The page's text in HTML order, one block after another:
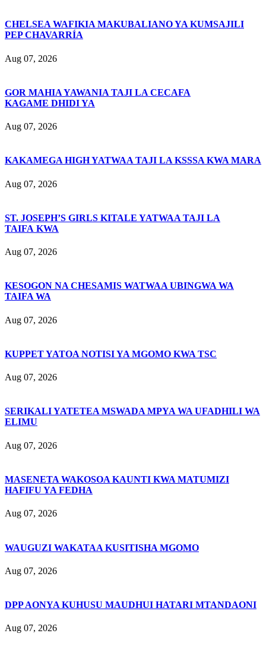
CHELSEA WAFIKIA MAKUBALIANO YA KUMSAJILI
PEP CHAVARRÍA
Aug 07, 2026
GOR MAHIA YAWANIA TAJI LA CECAFA
KAGAME DHIDI YA
Aug 07, 2026
KAKAMEGA HIGH YATWAA TAJI LA KSSSA KWA MARA
Aug 07, 2026
ST. JOSEPH’S GIRLS KITALE YATWAA TAJI LA
TAIFA KWA
Aug 07, 2026
KESOGON NA CHESAMIS WATWAA UBINGWA WA
TAIFA WA
Aug 07, 2026
KUPPET YATOA NOTISI YA MGOMO KWA TSC
Aug 07, 2026
SERIKALI YATETEA MSWADA MPYA WA UFADHILI WA
ELIMU
Aug 07, 2026
MASENETA WAKOSOA KAUNTI KWA MATUMIZI
HAFIFU YA FEDHA
Aug 07, 2026
WAUGUZI WAKATAA KUSITISHA MGOMO
Aug 07, 2026
DPP AONYA KUHUSU MAUDHUI HATARI MTANDAONI
Aug 07, 2026